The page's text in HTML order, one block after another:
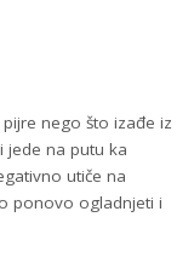
nego što izađe iz
jede na putu ka
utiče na
ponovo ogladnjeti i